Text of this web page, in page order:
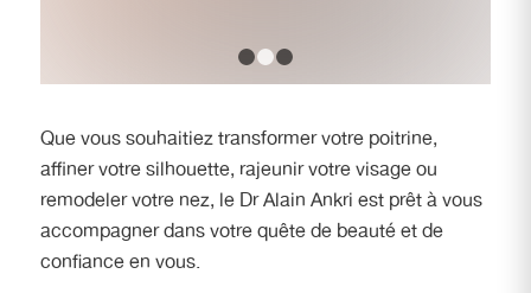
Que vous souhaitiez transformer votre poitrine,
affiner votre silhouette, rajeunir votre visage ou
remodeler votre nez, le Dr Alain Ankri est prêt à vous
accompagner dans votre quête de beauté et de
confiance en vous.